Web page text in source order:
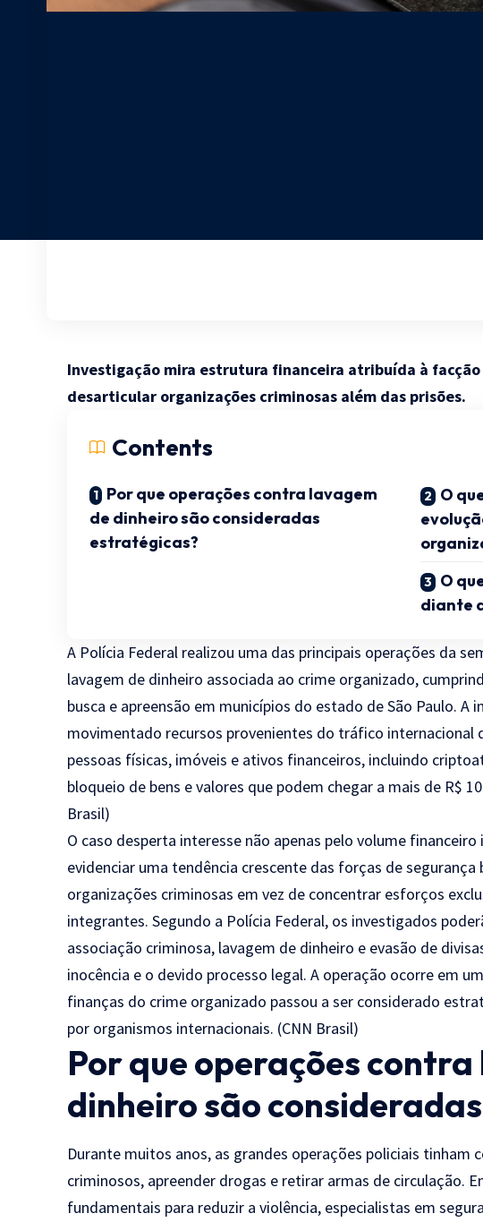
Investigação mira estrutura financeira atribuída à
desarticular organizações criminosas além das prisões.
Contents
Por que operações contra lavagem
de dinheiro são consideradas
estratégicas?
O
O
diante
A Polícia Federal realizou uma das principais operações da
lavagem de dinheiro associada ao crime organizado,
busca e apreensão em municípios do estado de São Paulo.
movimentado recursos provenientes do tráfico internacional
pessoas físicas, imóveis e ativos financeiros, incluindo
bloqueio de bens e valores que podem chegar a mais de R$
Brasil)
O caso desperta interesse não apenas pelo volume
evidenciar uma tendência crescente das forças de
organizações criminosas em vez de concentrar esforços
integrantes. Segundo a Polícia Federal, os investigados
associação criminosa, lavagem de dinheiro e evasão de
inocência e o devido processo legal. A operação ocorre em
finanças do crime organizado passou a ser considerado
por organismos internacionais. (CNN Brasil)
Por que operações
dinheiro são
Durante muitos anos, as grandes operações policiais tinham
criminosos, apreender drogas e retirar armas de circulação.
fundamentais para reduzir a violência, especialistas em